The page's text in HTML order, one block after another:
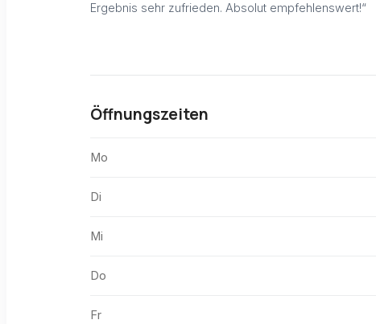
Ergebnis sehr zufrieden. Absolut empfehlenswert!“
Öffnungszeiten
Mo
Di
Mi
Do
Fr